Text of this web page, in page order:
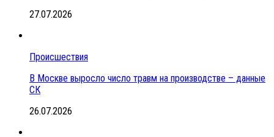
27.07.2026
Происшествия
В Москве выросло число травм на производстве – данные
СК
26.07.2026